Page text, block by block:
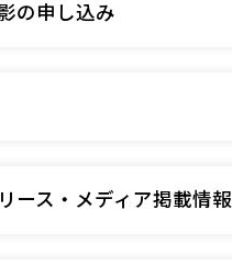
の申し込み
ース・メディア掲載情報